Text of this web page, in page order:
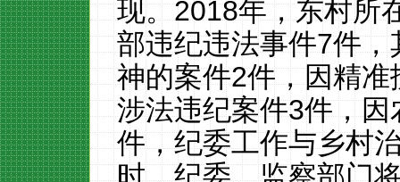
现。2018年，东村所
部违纪违法事件7件，
神的案件2件，因精准
涉法违纪案件3件，因
件，纪委工作与乡村